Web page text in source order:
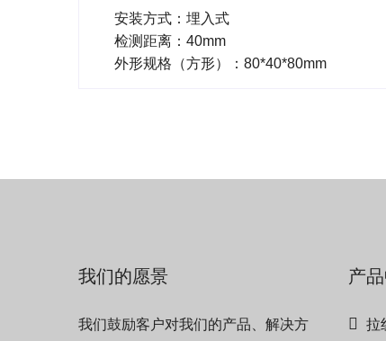
安装方式：埋入式
检测距离：40mm
外形规格（方形）：80*40*80mm
我们的愿景
我们鼓励客户对我们的产品、解决方
产
拉